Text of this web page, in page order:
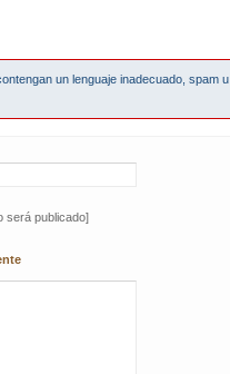
un lenguaje inadecuado, spam u
será publicado]